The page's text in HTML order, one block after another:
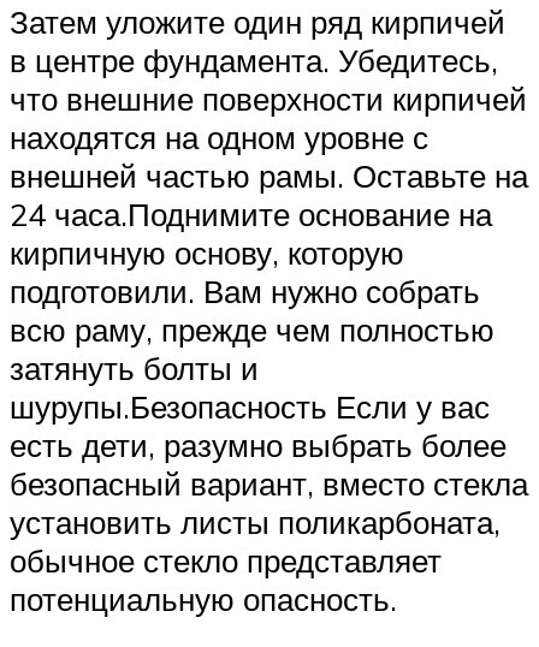
Затем уложите один ряд кирпичей
в центре фундамента. Убедитесь,
что внешние поверхности кирпичей
находятся на одном уровне с
внешней частью рамы. Оставьте на
24 часа.Поднимите основание на
кирпичную основу, которую
подготовили. Вам нужно собрать
всю раму, прежде чем полностью
затянуть болты и
шурупы.Безопасность Если у вас
есть дети, разумно выбрать более
безопасный вариант, вместо стекла
установить листы поликарбоната,
обычное стекло представляет
потенциальную опасность.